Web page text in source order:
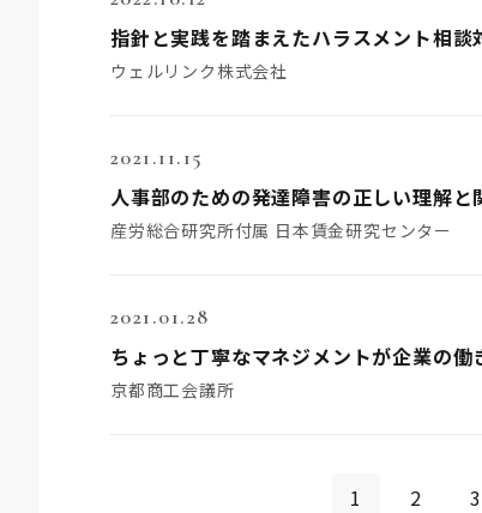
指針と実践を踏まえたハラスメント相談
ウェルリンク株式会社
2021.11.15
産労総合研究所付属 日本賃金研究センター
2021.01.28
ちょっと丁寧なマネジメントが企業の働
京都商工会議所
1 2 3